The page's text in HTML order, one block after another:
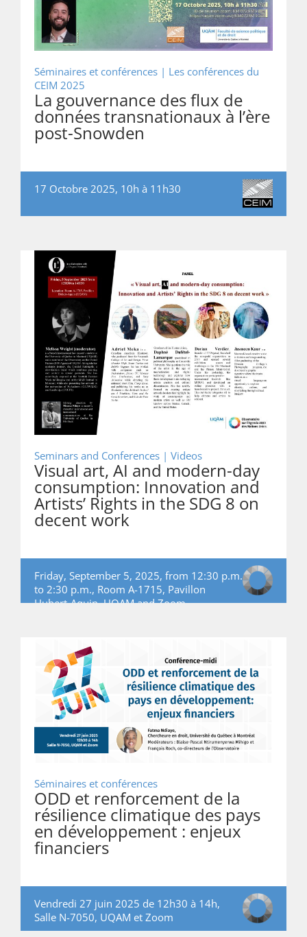
Séminaires et conférences | Les conférences du
CEIM 2025
La gouvernance des flux de
données transnationaux à l’ère
post-Snowden
17 Octobre 2025, 10h à 11h30
Seminars and Conferences | Videos
Visual art, AI and modern-day
consumption: Innovation and
Artists’ Rights in the SDG 8 on
decent work
Friday, September 5, 2025, from 12:30 p.m.
to 2:30 p.m., Room A-1715, Pavillon
Hubert-Aquin, UQAM and Zoom
Séminaires et conférences
ODD et renforcement de la
résilience climatique des pays
en développement : enjeux
financiers
Vendredi 27 juin 2025 de 12h30 à 14h,
Salle N-7050, UQAM et Zoom